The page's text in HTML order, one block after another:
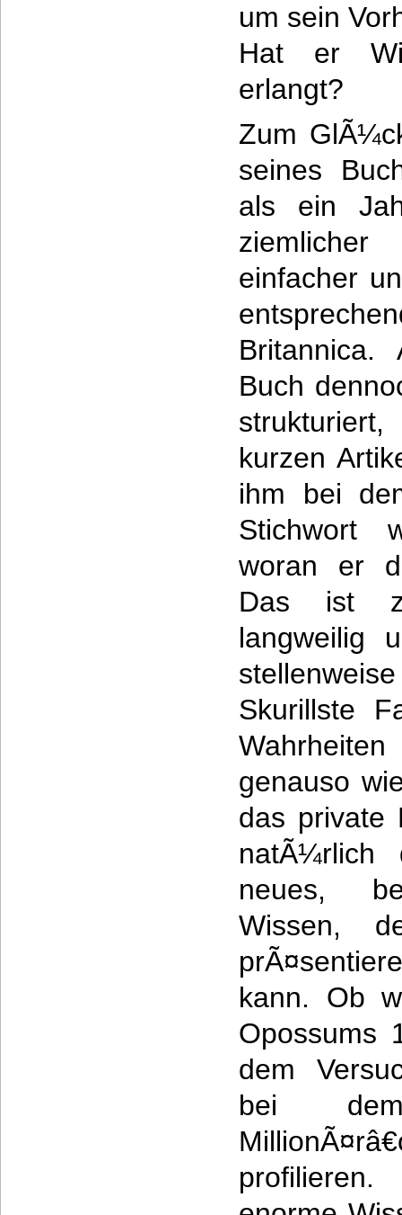
um sein
Hat er
erlangt?
Zum
seines
als ein
einfacher
Buch
kurzen
ihm bei
Stichwort
woran er
Das ist
langweilig
Skurillste
genauso
das private
natÃ¼rlich
neues,
Wissen,
kann. Ob
Opossums
dem
bei